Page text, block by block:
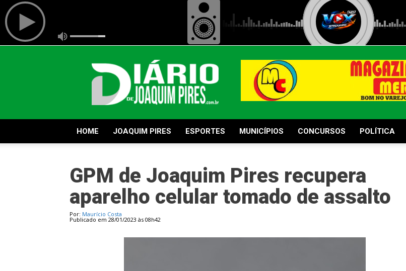
Diário
de
Joaquim
Pires
HOME JOAQUIM PIRES ESPORTES MUNICÍPIOS CONCURSOS POLÍTICA
GPM de Joaquim Pires recupera
aparelho celular tomado de assalto
Por: Maurício Costa
Publicado em 28/01/2023 às 08h42